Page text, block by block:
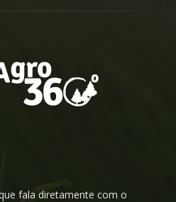
fala diretamente com o